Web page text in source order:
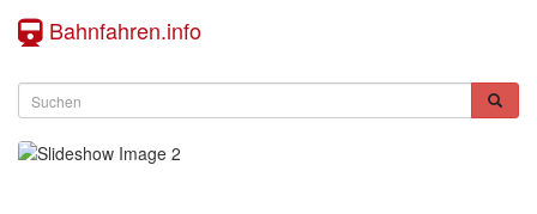
Bahnfahren.info